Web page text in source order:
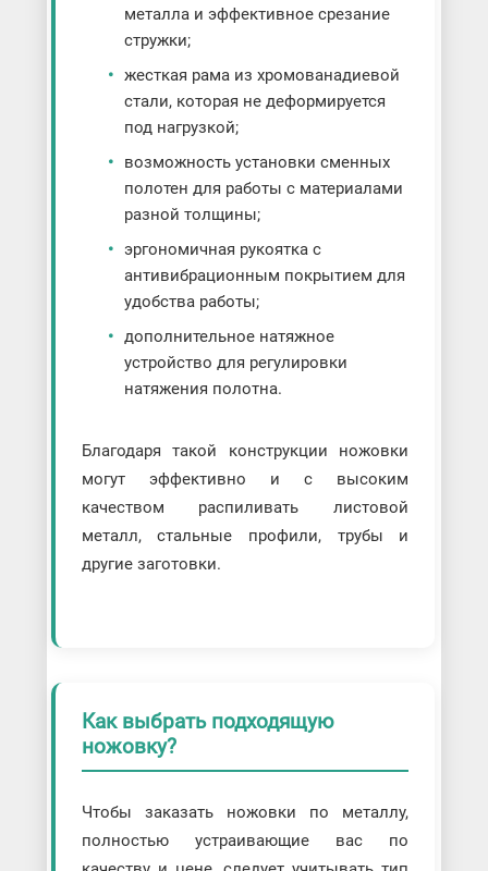
металла и эффективное срезание
стружки;
жесткая рама из хромованадиевой
стали, которая не деформируется
под нагрузкой;
возможность установки сменных
полотен для работы с материалами
разной толщины;
эргономичная рукоятка с
антивибрационным покрытием для
удобства работы;
дополнительное натяжное
устройство для регулировки
натяжения полотна.
Благодаря такой конструкции ножовки
могут эффективно и с высоким
качеством распиливать листовой
металл, стальные профили, трубы и
другие заготовки.
Как выбрать подходящую
ножовку?
Чтобы заказать ножовки по металлу,
полностью устраивающие вас по